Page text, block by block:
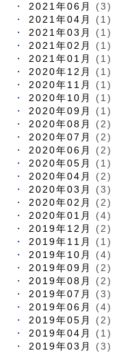
2021年06月
(3)
2021年04月
(1)
2021年03月
(1)
2021年02月
(1)
2021年01月
(1)
2020年12月
(1)
2020年11月
(1)
2020年10月
(1)
2020年09月
(1)
2020年08月
(2)
2020年07月
(2)
2020年06月
(2)
2020年05月
(1)
2020年04月
(2)
2020年03月
(3)
2020年02月
(2)
2020年01月
(4)
2019年12月
(2)
2019年11月
(1)
2019年10月
(4)
2019年09月
(2)
2019年08月
(2)
2019年07月
(3)
2019年06月
(4)
2019年05月
(2)
2019年04月
(1)
2019年03月
(3)